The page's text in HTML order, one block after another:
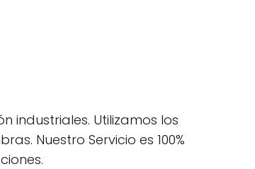
industriales. Utilizamos los
Nuestro Servicio es 100%